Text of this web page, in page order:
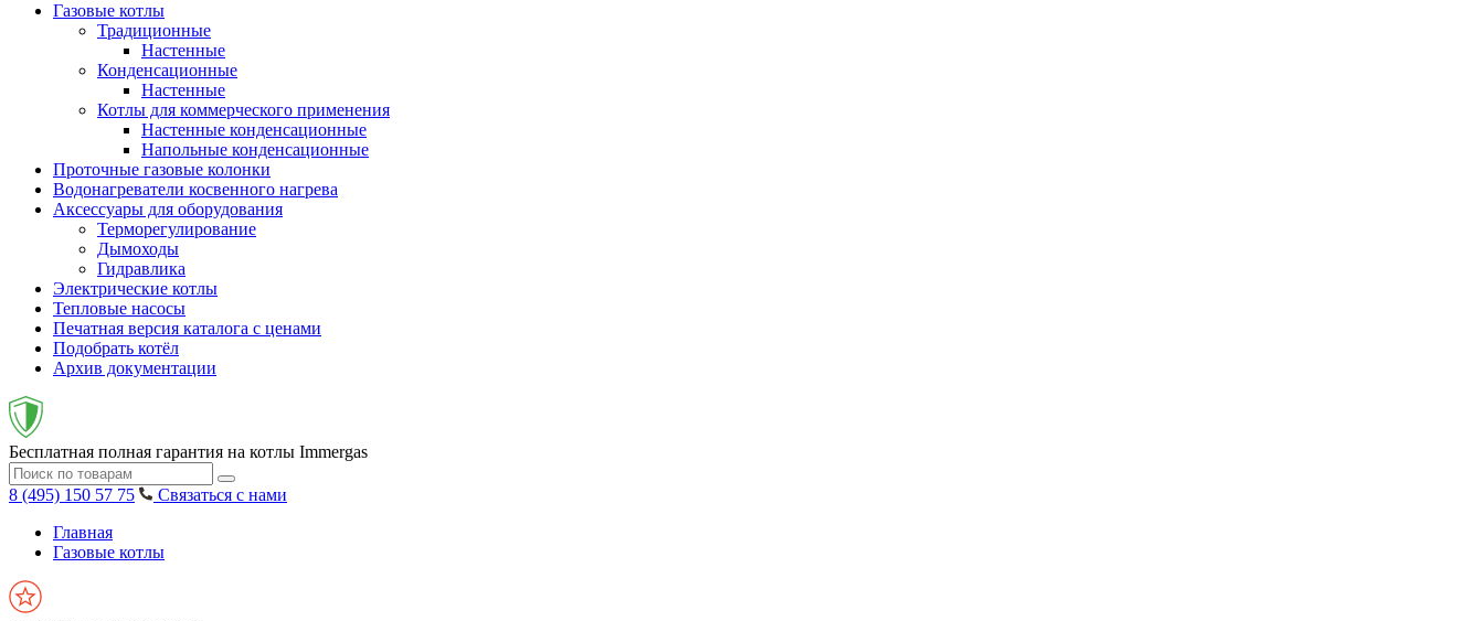
Газовые котлы
Традиционные
Настенные
Конденсационные
Настенные
Котлы для коммерческого применения
Настенные конденсационные
Напольные конденсационные
Проточные газовые колонки
Водонагреватели косвенного нагрева
Аксессуары для оборудования
Терморегулирование
Дымоходы
Гидравлика
Электрические котлы
Тепловые насосы
Печатная версия каталога с ценами
Подобрать котёл
Архив документации
Бесплатная полная гарантия на котлы Immergas
8 (495) 150 57 75
Связаться с нами
Главная
Газовые котлы